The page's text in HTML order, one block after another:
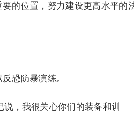
的位置，努力建设更高水平的
恐防暴演练。
，我很关心你们的装备和训